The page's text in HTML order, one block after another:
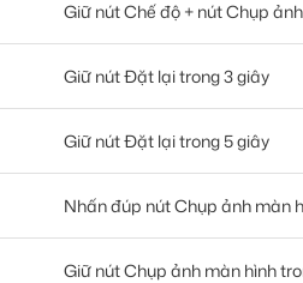
Giữ nút Chế độ + nút Chụp
Giữ nút Đặt lại trong 3 giây
Giữ nút Đặt lại trong 5 giây
Nhấn đúp nút Chụp ảnh màn
Giữ nút Chụp ảnh màn hình